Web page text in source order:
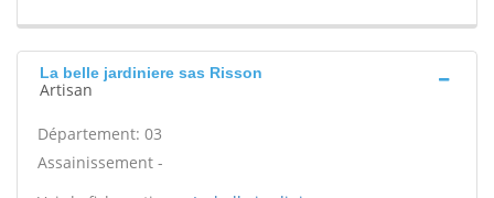
La belle jardiniere sas Risson
Artisan
Département: 03
Assainissement -